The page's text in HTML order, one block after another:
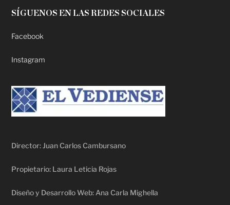
SÍGUENOS EN LAS REDES SOCIALES
Facebook
Instagram
Director: Juan Carlos Cambursano
Propietario: Laura Leticia Rojas
Diseño y Desarrollo Web: Ana Carla Mighella